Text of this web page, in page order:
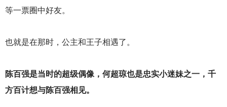
等一票圈中好友。
也就是在那时，公主和王子相遇了。
陈百强是当时的超级偶像，何超琼也是忠实小迷妹之一，千
方百计想与陈百强相见。